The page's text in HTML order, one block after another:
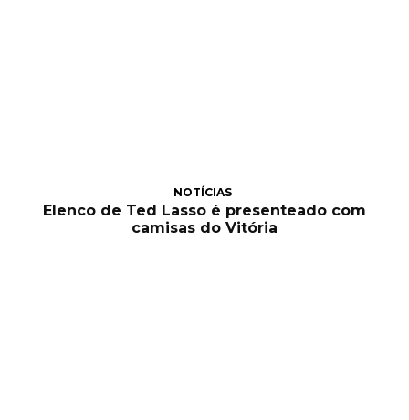
NOTÍCIAS
Elenco de Ted Lasso é presenteado com
camisas do Vitória